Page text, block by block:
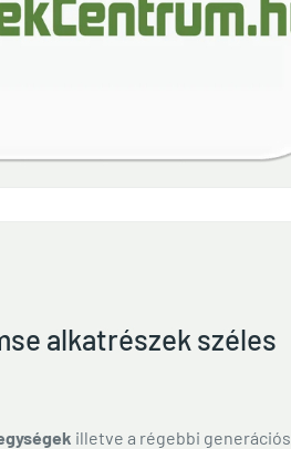
alkatrészek széles
illetve a régebbi generációs